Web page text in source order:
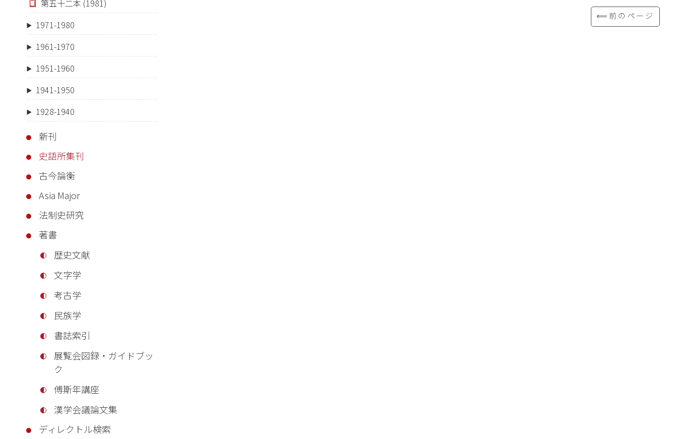
第五十二本 (1981)
1971-1980
1961-1970
1951-1960
1941-1950
1928-1940
新刊
史語所集刊
古今論衡
Asia Major
法制史研究
著書
歴史文献
文字学
考古学
民族学
書誌索引
展覧会図録・ガイドブッ
ク
傅斯年講座
漢学会議論文集
ディレクトル検索
⟸前のページ